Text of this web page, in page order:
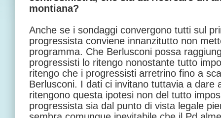
montiana?
Anche se i sondaggi convergono tutti sul
progressista conviene innanzitutto non
programma. Che Berlusconi possa
progressisti lo ritengo nonostante tutto
ritengo che i progressisti arretrino fino a
Berlusconi. I dati ci invitano tuttavia a dare
ritengono questa ipotesi non del tutto
progressista sia dal punto di vista legale